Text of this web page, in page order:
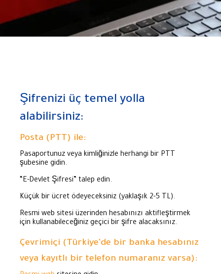
Şifrenizi üç temel yolla
alabilirsiniz:
Posta (PTT) ile:
Pasaportunuz veya kimliğinizle herhangi bir PTT
şubesine gidin.
“E-Devlet Şifresi” talep edin.
Küçük bir ücret ödeyeceksiniz (yaklaşık 2-5 TL).
Resmi web sitesi üzerinden hesabınızı aktifleştirmek
için kullanabileceğiniz geçici bir şifre alacaksınız.
Çevrimiçi (Türkiye’de bir banka hesabınız
veya kayıtlı bir telefon numaranız varsa):